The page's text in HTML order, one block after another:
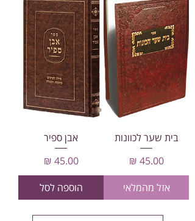
בית שער לכוונות
מחיר‏45.00 ‏₪
אזל מהמלאי
אבן ספיר
מחיר‏45.00 ‏₪
הוספה לסל